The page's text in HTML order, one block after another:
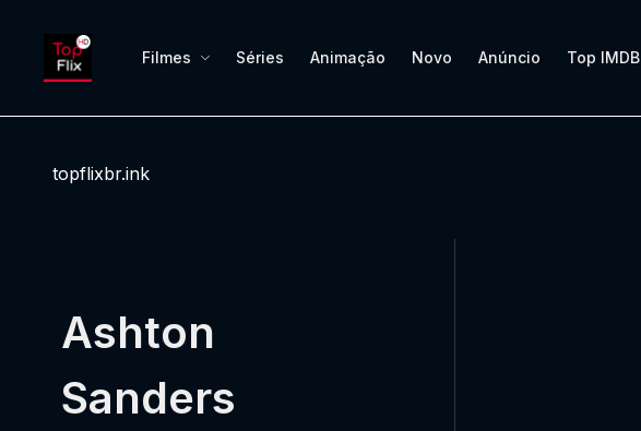
Filmes Séries Animação Novo Anúncio Top IMDB
topflixbr.ink
Ashton
Sanders